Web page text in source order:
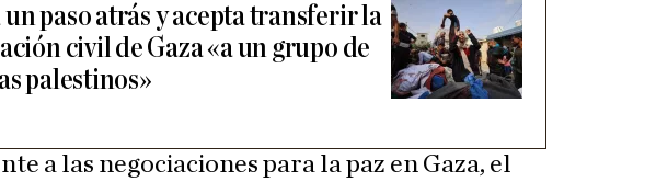
un paso atrás y acepta transferir la
civil de Gaza «a un grupo de
palestinos»
a las negociaciones para la paz en Gaza, el